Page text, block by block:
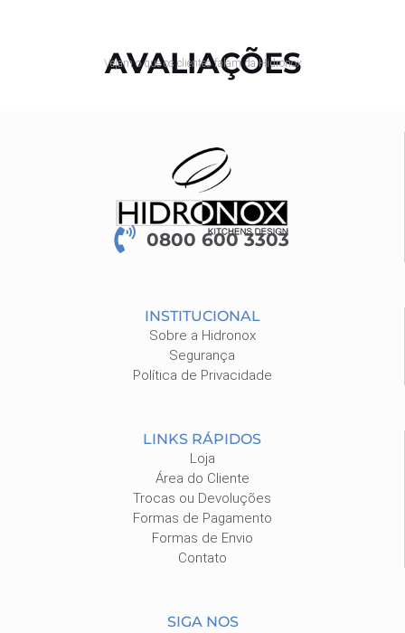
AVALIAÇÕES
Vejam o que os clientes falam da Hidronox
0800 600 3303
INSTITUCIONAL
Sobre a Hidronox
Segurança
Política de Privacidade
LINKS RÁPIDOS
Loja
Área do Cliente
Trocas ou Devoluções
Formas de Pagamento
Formas de Envio
Contato
SIGA NOS